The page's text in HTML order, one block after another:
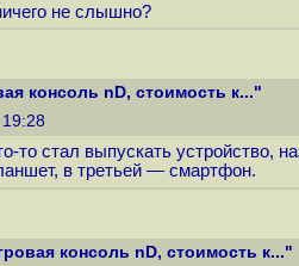
не слышно?
консоль nD, стоимость к..."
стал выпускать устройство,
в третьей — смартфон.
консоль nD, стоимость к..."